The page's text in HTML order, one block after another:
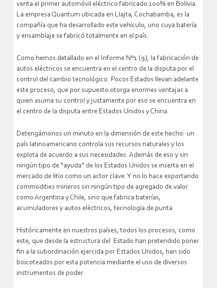
venta el primer automóvil eléctrico fabricado 100% en Bolivia.
La empresa Quantum ubicada en Llajta, Cochabamba, es la
compañía que ha desarrollado este vehículo, uno cuya batería
y ensamblaje se fabricó totalmente en el país.
Como hemos detallado en el Informe Nº1 (9), la fabricación de
autos eléctricos se encuentra en el centro de la disputa por el
control del cambio tecnológico. Pocos Estados llevan adelante
este proceso, que por supuesto otorga enormes ventajas a
quien asuma su control y justamente por eso se encuentra en
el centro de la disputa entre Estados Unidos y China.
Detengámonos un minuto en la dimensión de este hecho: un
país latinoamericano controla sus recursos naturales y los
explota de acuerdo a sus necesidades. Además de eso y sin
ningún tipo de “ayuda” de los Estados Unidos se inserta en el
mercado de litio como un actor clave. Y no lo hace exportando
commodities mineros sin ningún tipo de agregado de valor
como Argentina y Chile, sino que fabrica baterías,
acumuladores y autos eléctricos, tecnología de punta.
Históricamente en nuestros países, todos los procesos, como
este, que desde la estructura del Estado han pretendido poner
fin a la subordinación ejercida por Estados Unidos, han sido
boicoteados por esta potencia mediante el uso de diversos
instrumentos de poder.